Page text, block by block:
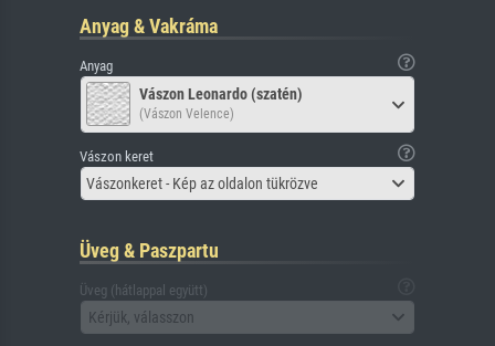
Anyag & Vakráma
Anyag
Vászon Leonardo (szatén)
(Vászon Velence)
Vászon keret
Vászonkeret - Kép az oldalon tükrözve
Üveg & Paszpartu
Üveg (hátlappal együtt)
Kérjük, válasszon